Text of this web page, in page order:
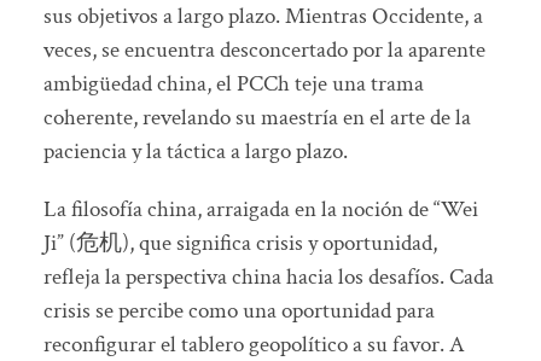
sus objetivos a largo plazo. Mientras Occidente, a
veces, se encuentra desconcertado por la aparente
ambigüedad china, el PCCh teje una trama
coherente, revelando su maestría en el arte de la
paciencia y la táctica a largo plazo.
La filosofía china, arraigada en la noción de “Wei
Ji” (危机), que significa crisis y oportunidad,
refleja la perspectiva china hacia los desafíos. Cada
crisis se percibe como una oportunidad para
reconfigurar el tablero geopolítico a su favor. A